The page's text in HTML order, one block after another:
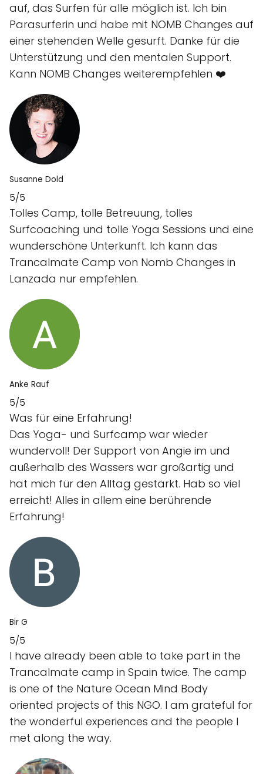
auf, das Surfen für alle möglich ist. Ich bin
Parasurferin und habe mit NOMB Changes auf
einer stehenden Welle gesurft. Danke für die
Unterstützung und den mentalen Support.
Kann NOMB Changes weiterempfehlen ❤️
Susanne Dold
5/5
Tolles Camp, tolle Betreuung, tolles
Surfcoaching und tolle Yoga Sessions und eine
wunderschöne Unterkunft. Ich kann das
Trancalmate Camp von Nomb Changes in
Lanzada nur empfehlen.
Anke Rauf
5/5
Was für eine Erfahrung!
Das Yoga- und Surfcamp war wieder
wundervoll! Der Support von Angie im und
außerhalb des Wassers war großartig und
hat mich für den Alltag gestärkt. Hab so viel
erreicht! Alles in allem eine berührende
Erfahrung!
Bir G
5/5
I have already been able to take part in the
Trancalmate camp in Spain twice. The camp
is one of the Nature Ocean Mind Body
oriented projects of this NGO. I am grateful for
the wonderful experiences and the people I
met along the way.